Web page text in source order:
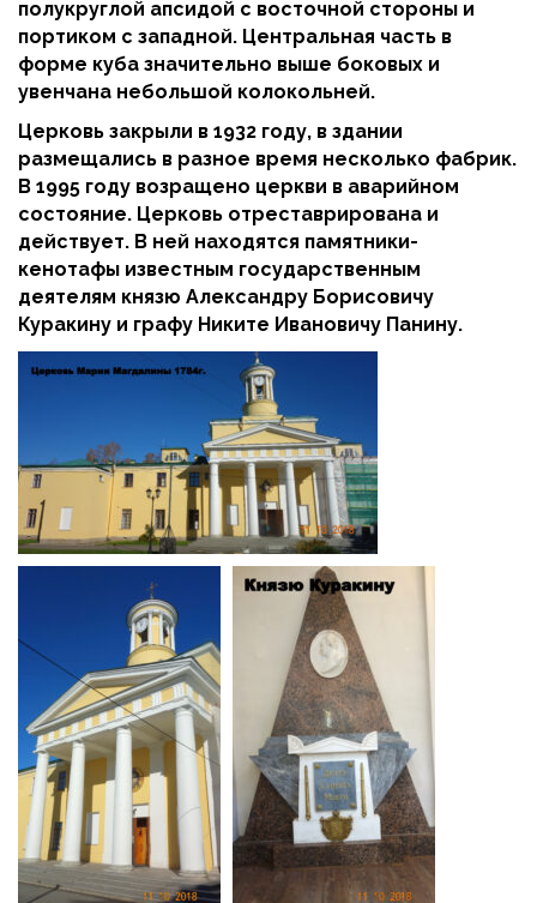
полукруглой апсидой с восточной стороны и
портиком с западной. Центральная часть в
форме куба значительно выше боковых и
увенчана небольшой колокольней.
Церковь закрыли в 1932 году, в здании
размещались в разное время несколько фабрик.
В 1995 году возращено церкви в аварийном
состояние. Церковь отреставрирована и
действует. В ней находятся памятники-
кенотафы известным государственным
деятелям князю Александру Борисовичу
Куракину и графу Никите Ивановичу Панину.